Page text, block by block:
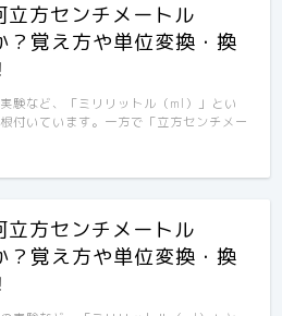
方センチメートル
？覚え方や単位変換・換
験など、「ミリリットル（ml）」とい
付いています。一方で「立方センチメー
方センチメートル
？覚え方や単位変換・換